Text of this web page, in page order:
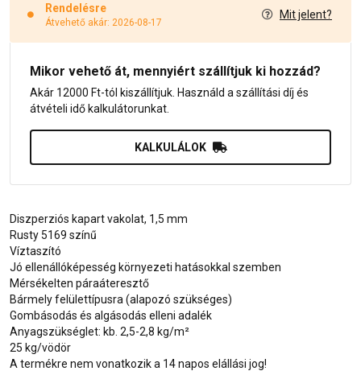
Rendelésre
Átvehető akár: 2026-08-17
Mit jelent?
Mikor vehető át, mennyiért szállítjuk ki hozzád?
Akár 12000 Ft-tól kiszállítjuk. Használd a szállítási díj és
átvételi idő kalkulátorunkat.
KALKULÁLOK
Diszperziós kapart vakolat, 1,5 mm
Rusty 5169 színű
Víztaszító
Jó ellenállóképesség környezeti hatásokkal szemben
Mérsékelten páraáteresztő
Bármely felülettípusra (alapozó szükséges)
Gombásodás és algásodás elleni adalék
Anyagszükséglet: kb. 2,5-2,8 kg/m²
25 kg/vödör
A termékre nem vonatkozik a 14 napos elállási jog!